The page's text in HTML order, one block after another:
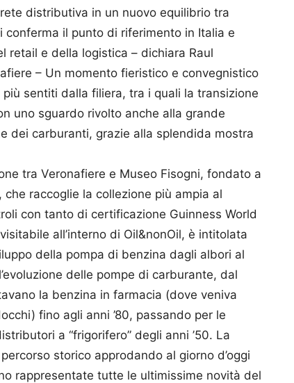
distributiva in un nuovo equilibrio tra
il punto di riferimento in Italia e
retail e della logistica – dichiara Raul
– Un momento fieristico e convegnistico
sentiti dalla filiera, tra i quali la transizione
uno sguardo rivolto anche alla grande
dei carburanti, grazie alla splendida mostra
tra Veronafiere e Museo Fisogni, fondato a
raccoglie la collezione più ampia al
con tanto di certificazione Guinness World
all’interno di Oil&nonOil, è intitolata
della pompa di benzina dagli albori al
delle pompe di carburante, dal
la benzina in farmacia (dove veniva
fino agli anni ’80, passando per le
a “frigorifero” degli anni ’50. La
storico approdando al giorno d’oggi
rappresentate tutte le ultimissime novità del